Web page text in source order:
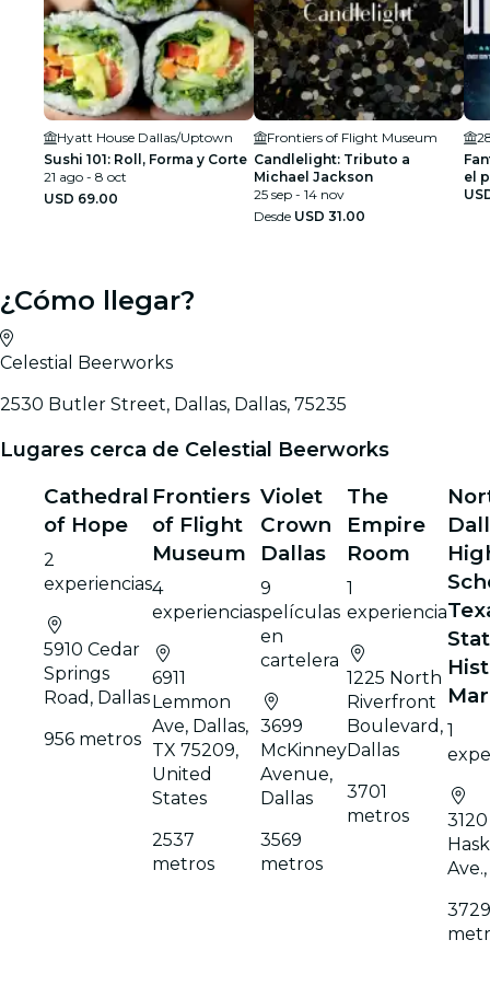
Hyatt House Dallas/Uptown
Sushi 101: Roll, Forma y Corte
21 ago - 8 oct
USD 69.00
Frontiers of Flight Museum
Candlelight: Tributo a
Michael Jackson
25 sep - 14 nov
Desde USD 31.00
el
¿Cómo llegar?
Celestial Beerworks
2530 Butler Street, Dallas, Dallas, 75235
Lugares cerca de Celestial Beerworks
Cathedral
of Hope
2
experiencias
5910 Cedar
Springs
Road, Dallas
956 metros
Frontiers
of Flight
Museum
4
experiencias
6911
Lemmon
Ave, Dallas,
TX 75209,
United
States
2537
metros
Violet
Crown
Dallas
9
películas
en
cartelera
3699
McKinney
Avenue,
Dallas
3569
metros
The
Empire
Room
1
experiencia
1225 North
Riverfront
Boulevard,
Dallas
3701
metros
1
3729